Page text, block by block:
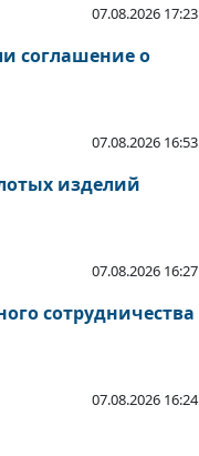
07.08.2026 17:23
соглашение о
07.08.2026 16:53
изделий
07.08.2026 16:27
сотрудничества
07.08.2026 16:24